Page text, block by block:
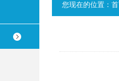
您现在的位置：